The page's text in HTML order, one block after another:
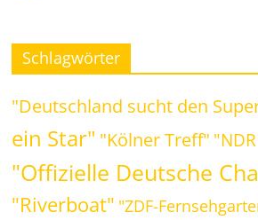
Schlagwörter
"Deutschland sucht den
ein Star" "Kölner Treff"
"Offizielle Deutsche
"Riverboat" "ZDF-